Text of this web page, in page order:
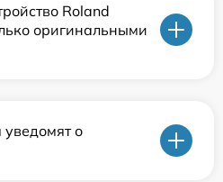
Roland
оригинальными
о